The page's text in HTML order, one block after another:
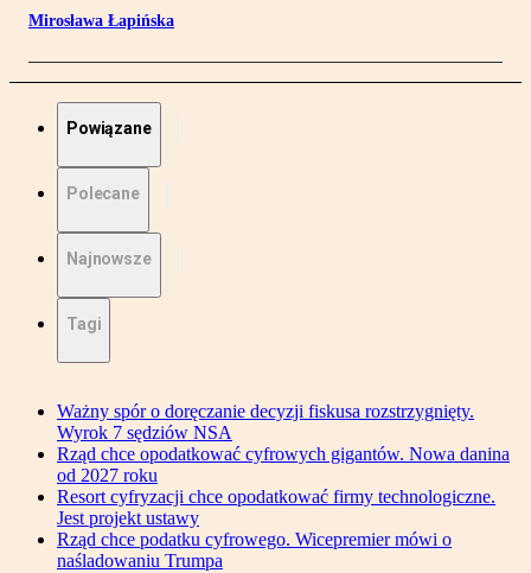
Mirosława Łapińska
Powiązane
Polecane
Najnowsze
Tagi
Ważny spór o doręczanie decyzji fiskusa rozstrzygnięty.
Wyrok 7 sędziów NSA
Rząd chce opodatkować cyfrowych gigantów. Nowa danina
od 2027 roku
Resort cyfryzacji chce opodatkować firmy technologiczne.
Jest projekt ustawy
Rząd chce podatku cyfrowego. Wicepremier mówi o
naśladowaniu Trumpa